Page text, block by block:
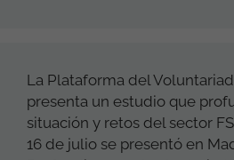
La Plataforma del
presenta un estudio que
situación y retos del sector
16 de julio se presentó en